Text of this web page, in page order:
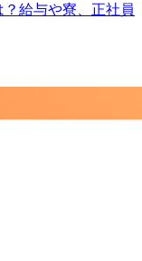
給与や寮、正社員